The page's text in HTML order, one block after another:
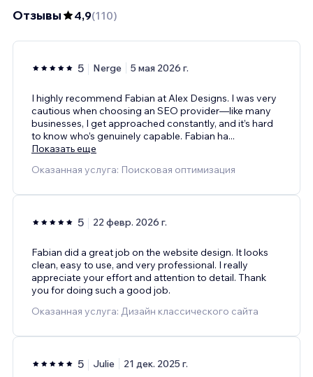
Отзывы 4,9(110)
5 Nerge 5 мая 2026 г.
I highly recommend Fabian at Alex Designs. I was very
cautious when choosing an SEO provider—like many
businesses, I get approached constantly, and it’s hard
to know who’s genuinely capable. Fabian ha...
Показать еще
Оказанная услуга: Поисковая оптимизация
5 22 февр. 2026 г.
Fabian did a great job on the website design. It looks
clean, easy to use, and very professional. I really
appreciate your effort and attention to detail. Thank
you for doing such a good job.
Оказанная услуга: Дизайн классического сайта
5 Julie 21 дек. 2025 г.